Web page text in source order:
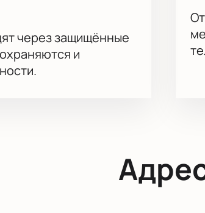
через защищённые
и